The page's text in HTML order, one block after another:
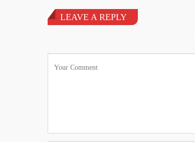
LEAVE A REPLY